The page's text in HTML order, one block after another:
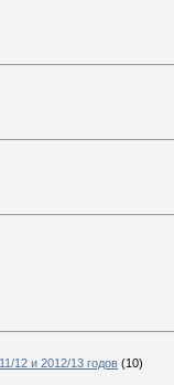
12 и 2012/13 годов (10)